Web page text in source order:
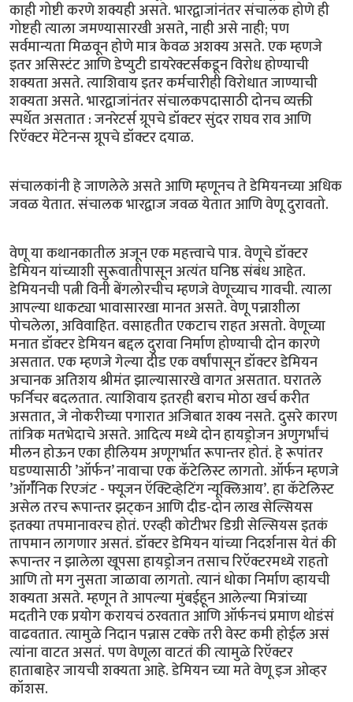
काही गोष्टी करणे शक्यही असते. भारद्वाजांनंतर संचालक होणे ही
गोष्टही त्याला जमण्यासारखी असते, नाही असे नाही; पण
सर्वमान्यता मिळवून होणे मात्र केवळ अशक्य असते. एक म्हणजे
इतर असिस्टंट आणि डेप्युटी डायरेक्टर्सकडून विरोध होण्याची
शक्यता असते. त्याशिवाय इतर कर्मचारीही विरोधात जाण्याची
शक्यता असते. भारद्वाजांनंतर संचालकपदासाठी दोनच व्यक्ती
स्पर्धेत असतात : जनरेटर्स ग्रूपचे डॉक्टर सुंदर राघव राव आणि
रिऍक्टर मेंटेनन्स ग्रूपचे डॉक्टर दयाळ.
संचालकांनी हे जाणलेले असते आणि म्हणूनच ते डेमियनच्या अधिक
जवळ येतात. संचालक भारद्वाज जवळ येतात आणि वेणू दुरावतो.
वेणू या कथानकातील अजून एक महत्त्वाचे पात्र. वेणूचे डॉक्टर
डेमियन यांच्याशी सुरूवातीपासून अत्यंत घनिष्ठ संबंध आहेत.
डेमियनची पत्नी विनी बेंगलोरचीच म्हणजे वेणूच्याच गावची. त्याला
आपल्या धाकट्या भावासारखा मानत असते. वेणू पन्नाशीला
पोचलेला, अविवाहित. वसाहतीत एकटाच राहत असतो. वेणूच्या
मनात डॉक्टर डेमियन बद्दल दुरावा निर्माण होण्याची दोन कारणे
असतात. एक म्हणजे गेल्या दीड एक वर्षांपासून डॉक्टर डेमियन
अचानक अतिशय श्रीमंत झाल्यासारखे वागत असतात. घरातले
फर्निचर बदलतात. त्याशिवाय इतरही बराच मोठा खर्च करीत
असतात, जे नोकरीच्या पगारात अजिबात शक्य नसते. दुसरे कारण
तांत्रिक मतभेदाचे असते. आदित्य मध्ये दोन हायड्रोजन अणुगर्भांचं
मीलन होऊन एका हीलियम अणूगर्भात रूपान्तर होतं. हे रूपांतर
घडण्यासाठी ’ऑर्फन’ नावाचा एक कॅटेलिस्ट लागतो. ऑर्फन म्हणजे
’ऑर्गॅनिक रिएजंट - फ्यूजन ऍक्टिव्हेटिंग न्यूक्लिआय’. हा कॅटेलिस्ट
असेल तरच रूपान्तर झट्कन आणि दीड-दोन लाख सेल्सियस
इतक्या तपमानावरच होतं. एरव्ही कोटीभर डिग्री सेल्सियस इतकं
तापमान लागणार असतं. डॉक्टर डेमियन यांच्या निदर्शनास येतं की
रूपान्तर न झालेला खूपसा हायड्रोजन तसाच रिऍक्टरमध्ये राहतो
आणि तो मग नुसता जाळावा लागतो. त्यानं धोका निर्माण व्हायची
शक्यता असते. म्हणून ते आपल्या मुंबईहून आलेल्या मित्रांच्या
मदतीने एक प्रयोग करायचं ठरवतात आणि ऑर्फनचं प्रमाण थोडंसं
वाढवतात. त्यामुळे निदान पन्नास टक्के तरी वेस्ट कमी होईल असं
त्यांना वाटत असतं. पण वेणूला वाटतं की त्यामुळे रिऍक्टर
हाताबाहेर जायची शक्यता आहे. डेमियन च्या मते वेणू इज ओव्हर
कॉशस.